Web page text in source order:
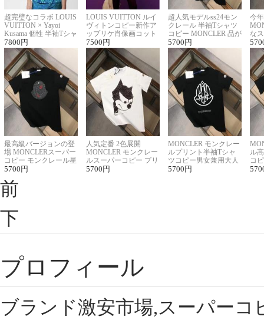
超完璧なコラボ LOUIS
VUITTON × Yayoi
Kusama 個性 半袖Tシャ
ツコピー男女兼用
7800 円
LOUIS VUITTON ルイ
ヴィトンコピー新作ア
ップリケ肖像画コット
ンニット半袖Tシャツ
7500 円
超人気モデルss24モン
クレール 半袖Tシャツ
コピー MONCLER 品が
良く見た目
5700 円
今
な
ル
最高級バージョンの登
場 MONCLERスーパー
コピー モンクレール星
座半袖Tシャツ
5700 円
人気定番 2色展開
MONCLER モンクレー
ルスーパーコピー プリ
ント半袖Tシャツ
5700 円
MONCLER モンクレー
ルプリント半袖Tシャ
ツコピー男女兼用大人
可愛い春夏コーデ
5700 円
ル
コ
ィ
前
下
プロフィール
ブランド激安市場,スーパー